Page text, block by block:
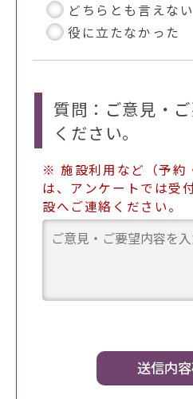
どちらとも言えない
役に立たなかった
質問：ご意見・
ください。
※ 施設利用など（予約
は、アンケートでは受
設へご連絡ください。